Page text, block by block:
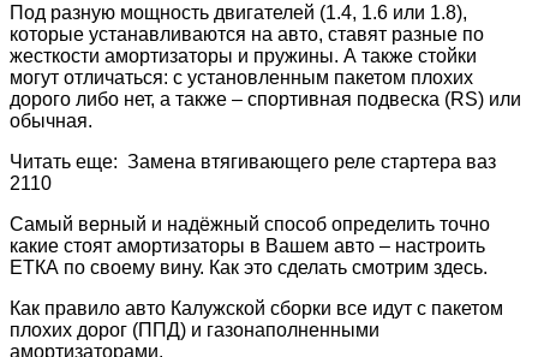
Под разную мощность двигателей (1.4, 1.6 или 1.8),
которые устанавливаются на авто, ставят разные по
жесткости амортизаторы и пружины. А также стойки
могут отличаться: с установленным пакетом плохих
дорого либо нет, а также – спортивная подвеска (RS) или
обычная.
Читать еще: Замена втягивающего реле стартера ваз
2110
Самый верный и надёжный способ определить точно
какие стоят амортизаторы в Вашем авто – настроить
ЕТКА по своему вину. Как это сделать смотрим здесь.
Как правило авто Калужской сборки все идут с пакетом
плохих дорог (ППД) и газонаполненными
амортизаторами.